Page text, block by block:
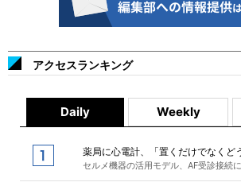
アクセスランキング
Daily Weekly
薬局に心電計、「置くだけでなくど
セルメ機器の活用モデル、AF受診接続